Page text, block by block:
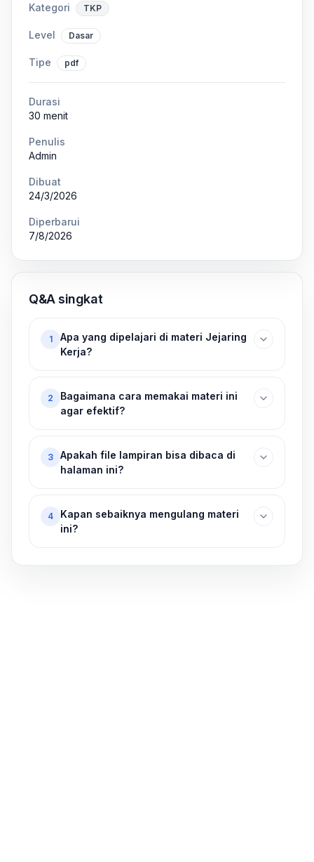
Kategori TKP
Level Dasar
Tipe pdf
Durasi
30 menit
Penulis
Admin
Dibuat
24/3/2026
Diperbarui
7/8/2026
Q&A singkat
1
Apa yang dipelajari di materi Jejaring
Kerja?
2
Bagaimana cara memakai materi ini
agar efektif?
3
Apakah file lampiran bisa dibaca di
halaman ini?
4
Kapan sebaiknya mengulang materi
ini?